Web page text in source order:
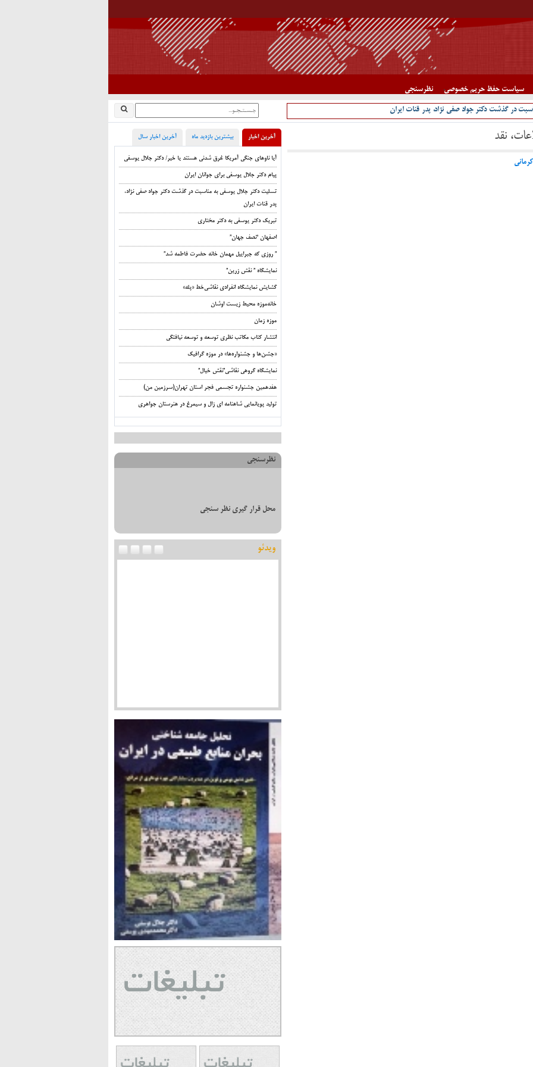
سیاست حفظ حریم خصوصی نظرسنجی
در گذشت دکتر جواد صفی نژاد، پدر قنات ایران
نقد آخرین اخبار بیشترین بازدید ماه آخرین اخبار سال
آیا ناوهای جنگی آمریکا غرق شدنی هستند یا خیر/ دکتر جلال یوسفی
پیام دکتر جلال یوسفی برای جوانان ایران
تسلیت دکتر جلال یوسفی به مناسبت در گذشت دکتر جواد صفی نژاد،
پدر قنات ایران
تبریک دکتر یوسفی به دکتر مختاری
اصفهان “نصف جهان”
” روزی که جبراییل مهمان خانه حضرت فاطمه شد”
نمایشگاه ” نقش زرین”
گشایش نمایشگاه انفرادی نقاشی‌خط «پله»
خانه‌موزه محیط‌ زیست اوشان
موزه زمان
انتشار کتاب مکاتب نظری توسعه و توسعه نیافتگی
«جشن‌ها و جشنواره‌ها» در موزه گرافیک
نمایشگاه گروهی نقاشی”نقش خیال”
هفدهمین جشنواره تجسمی فجر استان تهران(سرزمین من)
تولید پویانمایی شاهنامه ای زال و سیمرغ در هنرستان جواهری
نظرسنجی
محل قرار گیری نظر سنجی
ویدئو